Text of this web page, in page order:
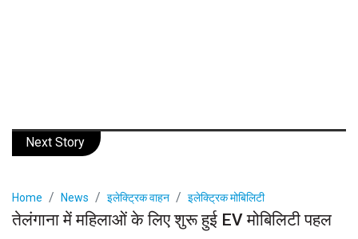
Next Story
Home News इलेक्ट्रिक वाहन इलेक्ट्रिक मोबिलिटी
तेलंगाना में महिलाओं के लिए शुरू हुई EV मोबिलिटी पहल